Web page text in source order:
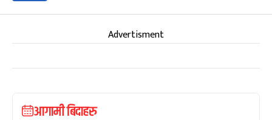
Advertisment
आगामी बिदाहरु